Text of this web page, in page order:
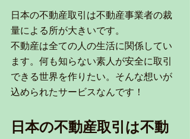
日本の不動産取引は不動産事業者の裁
量による所が大きいです。
不動産は全ての人の生活に関係してい
ます。何も知らない素人が安全に取引
できる世界を作りたい。そんな想いが
込められたサービスなんです！
日本の不動産取引は不動